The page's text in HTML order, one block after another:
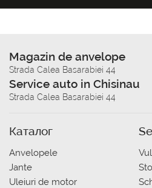
Magazin de anvelope
Strada Calea Basarabiei 44
Service auto in Chisinau
Strada Calea Basarabiei 44
Каталог
Anvelopele
Jante
Uleiuri de motor